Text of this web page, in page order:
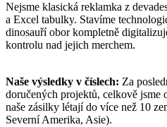
Nejsme klasická reklamka z
a Excel tabulky. Stavíme
dinosauří obor kompletně
kontrolu nad jejich merchem.
Naše výsledky v číslech: Za
doručených projektů, celkově jsme
naše zásilky létají do více než 10
Severní Amerika, Asie).